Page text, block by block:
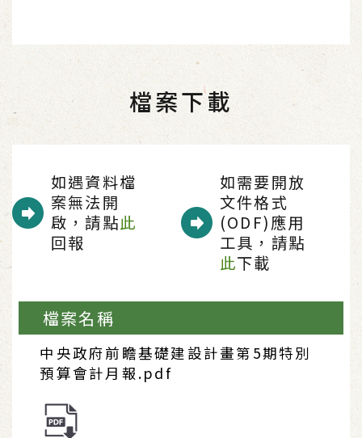
檔案下載
如遇資料檔
案無法開
啟，請點此
回報
如需要開放
文件格式
(ODF)應用
工具，請點
此下載
檔案名稱
中央政府前瞻基礎建設計畫第5期特別
預算會計月報.pdf